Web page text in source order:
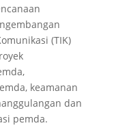
(TIK)
keamanan
dan
pemda.